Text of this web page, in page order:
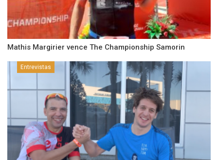
Mathis Margirier vence The Championship Samorin
Entrevistas